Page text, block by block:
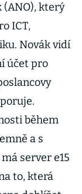
(ANO), který
ICT,
Novák vidí
účet pro
během
a s
server e15
to, která